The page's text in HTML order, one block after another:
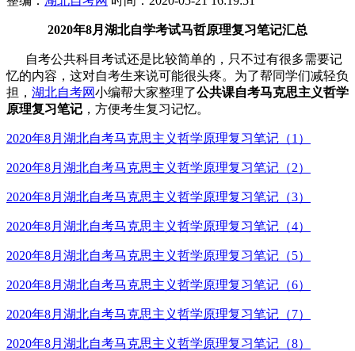
2020年8月湖北自学考试马哲原理复习笔记汇总
自考公共科目考试还是比较简单的，只不过有很多需要记
忆的内容，这对自考生来说可能很头疼。为了帮同学们减轻负
担， 湖北自考网小编帮大家整理了公共课自考马克思主义哲学
原理复习笔记 ，方便考生复习记忆。
2020年8月湖北自考马克思主义哲学原理复习笔记（1）
2020年8月湖北自考马克思主义哲学原理复习笔记（2）
2020年8月湖北自考马克思主义哲学原理复习笔记（3）
2020年8月湖北自考马克思主义哲学原理复习笔记（4）
2020年8月湖北自考马克思主义哲学原理复习笔记（5）
2020年8月湖北自考马克思主义哲学原理复习笔记（6）
2020年8月湖北自考马克思主义哲学原理复习笔记（7）
2020年8月湖北自考马克思主义哲学原理复习笔记（8）